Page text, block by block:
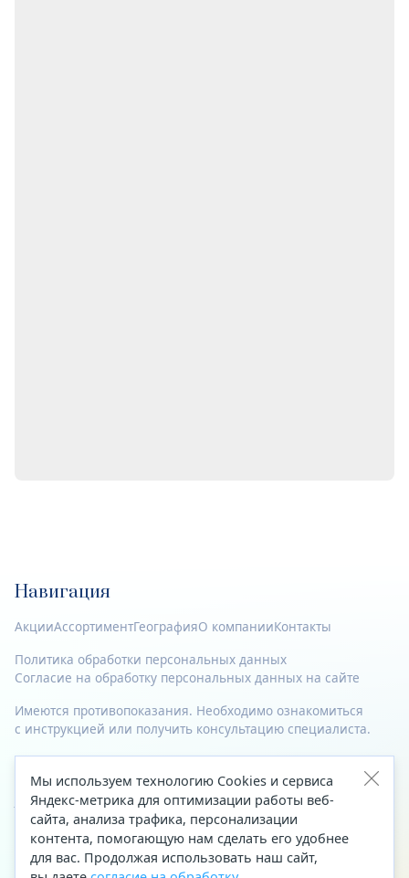
Навигация
АкцииАссортиментГеографияО компанииКонтакты
Политика обработки персональных данных
Согласие на обработку персональных данных на сайте
Имеются противопоказания. Необходимо ознакомиться
с инструкцией или получить консультацию специалиста.
© 2023—2026 Все права защищены.
Адрес
Архангельск, ул. Папанина, д. 19 (вход в здание со стороны
автоцентра «Тойота»)
Мы используем технологию Cookies и сервиса
Яндекс-метрика для оптимизации работы веб-
сайта, анализа трафика, персонализации
контента, помогающую нам сделать его удобнее
для вас. Продолжая использовать наш сайт,